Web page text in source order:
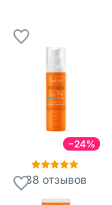
−24%
38 отзывов